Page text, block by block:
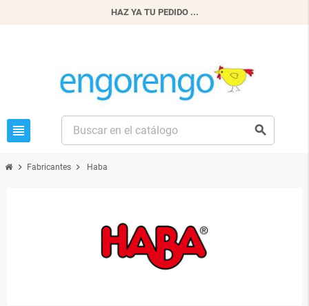
HAZ YA TU PEDIDO ...
view_headline search
chevron_right Fabricantes chevron_right Haba